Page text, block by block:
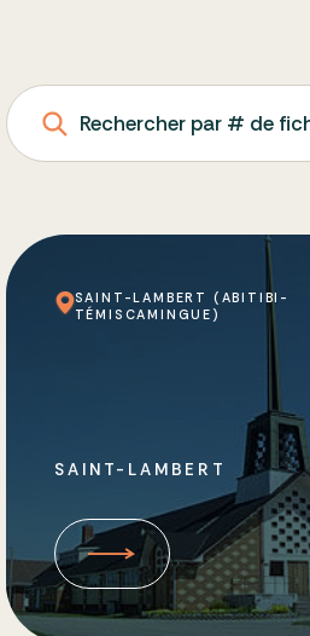
Rechercher par # de
SAINT-LAMBERT (ABITIBI-
TÉMISCAMINGUE)
SAINT-LAMBERT